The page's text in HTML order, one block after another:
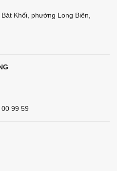
Khối, phường Long Biên,
99 59